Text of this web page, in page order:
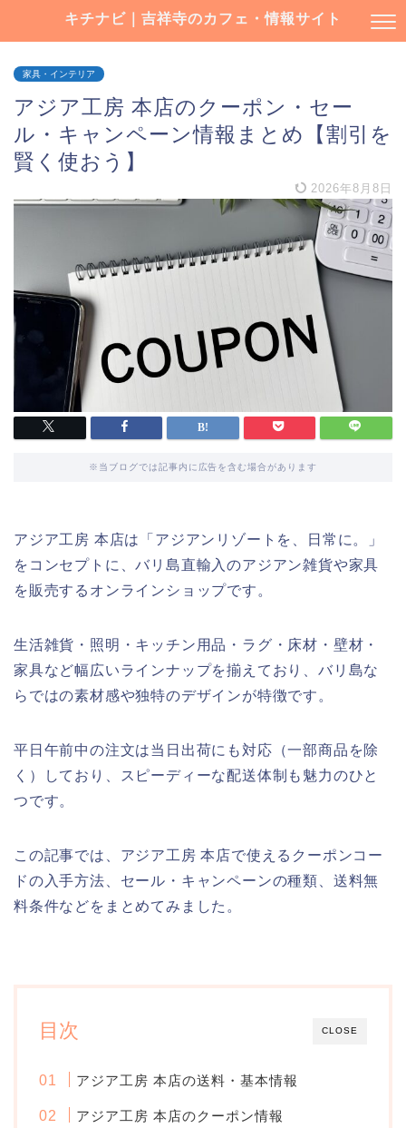
キチナビ｜吉祥寺のカフェ・情報サイト
家具・インテリア
アジア工房 本店のクーポン・セー
ル・キャンペーン情報まとめ【割引を
賢く使おう】
2026年8月8日
※当ブログでは記事内に広告を含む場合があります
アジア工房 本店は「アジアンリゾートを、日常に。」
をコンセプトに、バリ島直輸入のアジアン雑貨や家具
を販売するオンラインショップです。
生活雑貨・照明・キッチン用品・ラグ・床材・壁材・
家具など幅広いラインナップを揃えており、バリ島な
らではの素材感や独特のデザインが特徴です。
平日午前中の注文は当日出荷にも対応（一部商品を除
く）しており、スピーディーな配送体制も魅力のひと
つです。
この記事では、アジア工房 本店で使えるクーポンコー
ドの入手方法、セール・キャンペーンの種類、送料無
料条件などをまとめてみました。
CLOSE
目次
アジア工房 本店の送料・基本情報
アジア工房 本店のクーポン情報